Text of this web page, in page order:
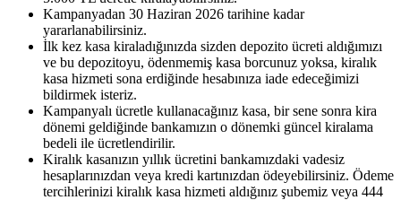
Kampanyadan 30 Haziran 2026 tarihine kadar
yararlanabilirsiniz.
İlk kez kasa kiraladığınızda sizden depozito ücreti aldığımızı
ve bu depozitoyu, ödenmemiş kasa borcunuz yoksa, kiralık
kasa hizmeti sona erdiğinde hesabınıza iade edeceğimizi
bildirmek isteriz.
Kampanyalı ücretle kullanacağınız kasa, bir sene sonra kira
dönemi geldiğinde bankamızın o dönemki güncel kiralama
bedeli ile ücretlendirilir.
Kiralık kasanızın yıllık ücretini bankamızdaki vadesiz
hesaplarınızdan veya kredi kartınızdan ödeyebilirsiniz. Ödeme
tercihlerinizi kiralık kasa hizmeti aldığınız şubemiz veya 444